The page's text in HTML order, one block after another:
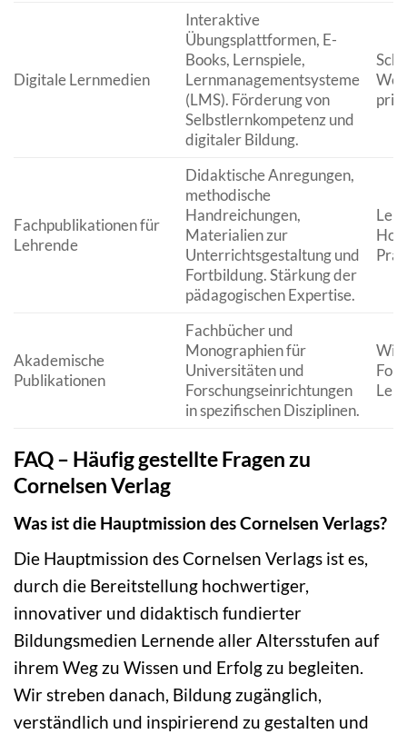
Digitale Lernmedien
Interaktive
Übungsplattformen, E-
Books, Lernspiele,
Lernmanagementsysteme
(LMS). Förderung von
Selbstlernkompetenz und
digitaler Bildung.
Fachpublikationen für
Lehrende
Didaktische Anregungen,
methodische
Handreichungen,
Materialien zur
Unterrichtsgestaltung und
Fortbildung. Stärkung der
pädagogischen Expertise.
Akademische
Publikationen
Fachbücher und
Monographien für
Universitäten und
Forschungseinrichtungen
in spezifischen Disziplinen.
FAQ – Häufig gestellte Fragen zu
Cornelsen Verlag
Was ist die Hauptmission des Cornelsen Verlags?
Die Hauptmission des Cornelsen Verlags ist es,
durch die Bereitstellung hochwertiger,
innovativer und didaktisch fundierter
Bildungsmedien Lernende aller Altersstufen auf
ihrem Weg zu Wissen und Erfolg zu begleiten.
Wir streben danach, Bildung zugänglich,
verständlich und inspirierend zu gestalten und